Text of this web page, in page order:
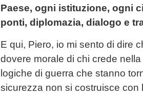
Paese, ogni istituzione, ogni
ponti, diplomazia, dialogo e
E qui, Piero, io mi sento di dire
dovere morale di chi crede
logiche di guerra che stanno
sicurezza non si costruisce con